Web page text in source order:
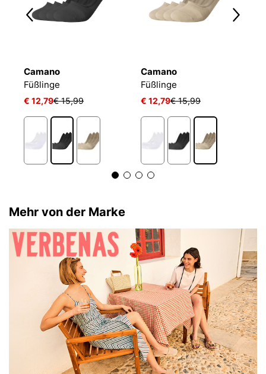
Camano
Füßlinge
€ 12,79€ 15,99
Camano
Füßlinge
€ 12,79€ 15,99
Mehr von der Marke